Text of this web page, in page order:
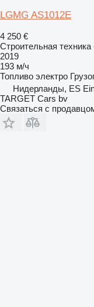
LGMG AS1012E
4 250 €
Строительная
2019
193 м/ч
Топливо электро
Нидерланды, ES
TARGET Cars bv
Связаться с